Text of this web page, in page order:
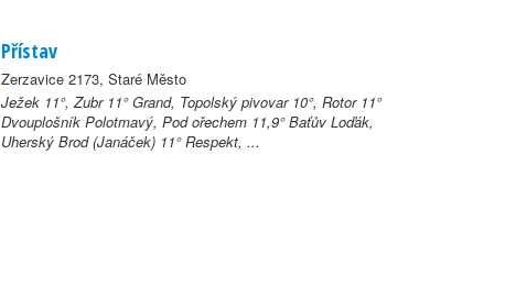
Přístav
Zerzavice 2173, Staré Město
Ježek 11°, Zubr 11° Grand, Topolský pivovar 10°, Rotor 11°
Dvouplošník Polotmavý, Pod ořechem 11,9° Baťův Loďák,
Uherský Brod (Janáček) 11° Respekt, ...